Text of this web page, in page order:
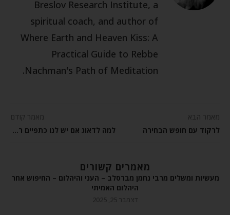
Breslov Research Institute, a
spiritual coach, and author of
Where Earth and Heaven Kiss: A
Practical Guide to Rebbe
Nachman's Path of Meditation.
מאמר הבא
לרקוד עם חופש הבחירה
מאמר קודם
למה לדאוג אם יש לנו כתפיים רחבות?
מאמרים קשורים
מעשיות ומשלים מרבי נחמן מברסלב – העני והיהלום – החיפוש אחר
היהלום האמיתי
דצמבר 25, 2025